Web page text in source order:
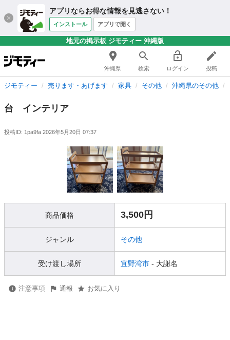
アプリならお得な情報を見逃さない！
インストール アプリで開く
地元の掲示板 ジモティー 沖縄版
沖縄県 検索 ログイン 投稿
ジモティー 売ります・あげます 家具 その他 沖縄県のその他
台 インテリア
投稿ID: 1pa9fa 2026年5月20日 07:37
商品価格 3,500円
ジャンル その他
受け渡し場所 宜野湾市 - 大謝名
注意事項 通報 お気に入り